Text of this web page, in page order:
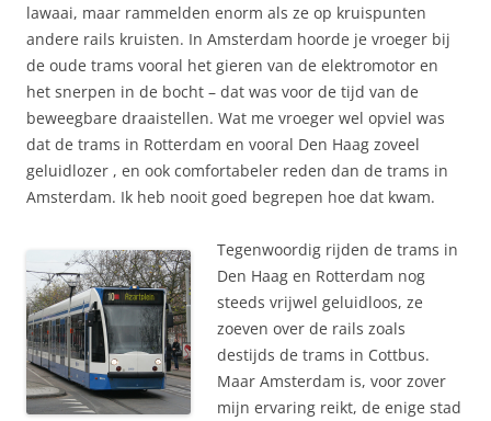
lawaai, maar rammelden enorm als ze op kruispunten
andere rails kruisten. In Amsterdam hoorde je vroeger bij
de oude trams vooral het gieren van de elektromotor en
het snerpen in de bocht – dat was voor de tijd van de
beweegbare draaistellen. Wat me vroeger wel opviel was
dat de trams in Rotterdam en vooral Den Haag zoveel
geluidlozer , en ook comfortabeler reden dan de trams in
Amsterdam. Ik heb nooit goed begrepen hoe dat kwam.
Tegenwoordig rijden de trams in
Den Haag en Rotterdam nog
steeds vrijwel geluidloos, ze
zoeven over de rails zoals
destijds de trams in Cottbus.
Maar Amsterdam is, voor zover
mijn ervaring reikt, de enige stad